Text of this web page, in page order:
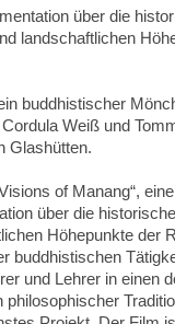
über die
landschaftlichen
buddhistischer
Weiß und
Glashütten.
of Manang“, eine
über die
Höhepunkte der
buddhistischen
und Lehrer in einen
philosophischer